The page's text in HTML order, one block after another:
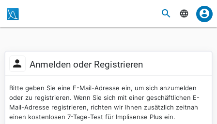
Anmelden oder Registrieren
Bitte geben Sie eine E-Mail-Adresse ein, um sich anzumelden
oder zu registrieren. Wenn Sie sich mit einer geschäftlichen E-
Mail-Adresse registrieren, richten wir Ihnen zusätzlich zeitnah
einen kostenlosen 7-Tage-Test für Implisense Plus ein.